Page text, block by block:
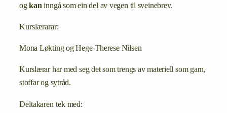
ogkaninngå som ein del av vegen til sveinebrev.
Kurslærarar:
Mona Løkting og Hege-Therese Nilsen
Kurslærar har med seg det som trengs av materiell som garn,
stoffar og sytråd.
Deltakaren tek med: